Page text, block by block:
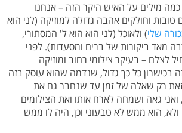
מילים על האיש היקר הזה – אנחנו
וחולקים אהבה גדולה למוזיקה (לני הוא
שלי) ולאוכל (לני הוא הוא ל' המסתורי,
מאד ביקורות של ברים ומסעדות). לפני
לצלם – בעיקר צילומי רחוב ומוזיקה
בכישרון כל כך גדול, שנדמה שהוא עוסק בזה
רק שאלה של זמן עד שנחבר גם את
גאה ושמחה לארח אותו ואת הצילומים
ולא, הוא ממש לא טבעוני וכן, היה לו ממש